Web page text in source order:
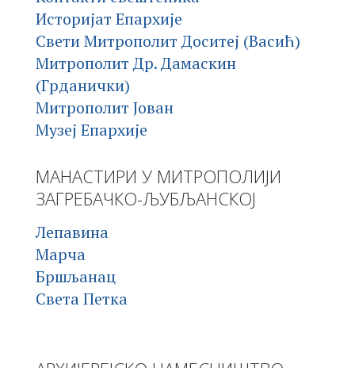
Историјат Епархије
Свети Митрополит Доситеј (Васић)
Митрополит Др. Дамаскин
(Грданички)
Митрополит Јован
Музеј Епархије
МАНАСТИРИ У МИТРОПОЛИЈИ
ЗАГРЕБАЧКО-ЉУБЉАНСКОЈ
Лепавина
Марча
Бршљанац
Света Петка